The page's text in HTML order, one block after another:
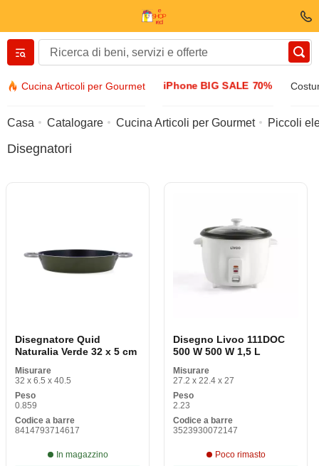
Cucina Articoli per Gourmet iPhone BIG SALE 70%
Вернуться назад
Accessori
Casa Catalogare Cucina Articoli per Gourmet Piccoli
Disegnatori
Disegnatore Quid
Naturalia Verde 32 x 5 cm
Misurare
32 x 6.5 x 40.5
Peso
0.859
Codice a barre
8414793714617
In magazzino
Disegno Livoo 111DOC
500 W 500 W 1,5 L
Misurare
27.2 x 22.4 x 27
Peso
2.23
Codice a barre
3523930072147
Poco rimasto